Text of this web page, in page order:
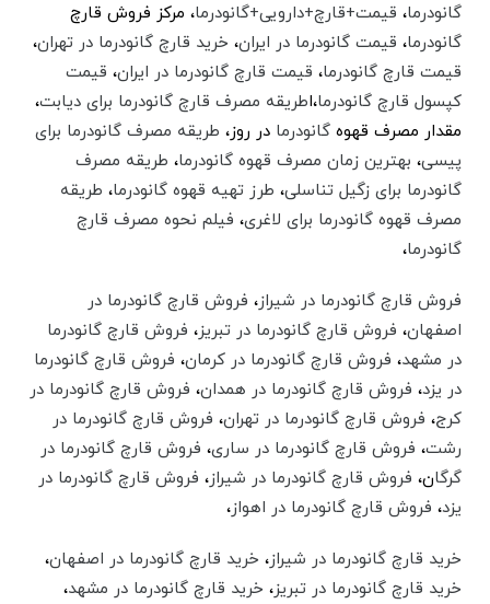
گانودرما،‌ قیمت+قارچ+دارویی+گانودرما،‌ مرکز فروش قارچ
گانودرما،‌قیمت گانودرما در ایران،‌خرید قارچ گانودرما در تهران،‌
قیمت قارچ گانودرما،‌ قیمت قارچ گانودرما در ایران،‌قیمت
کپسول قارچ گانودرما،‌اطریقه مصرف قارچ گانودرما برای دیابت،
مقدار مصرف قهوه گانودرما در روز، طریقه مصرف گانودرما برای
پیسی، بهترین زمان مصرف قهوه گانودرما،‌ طریقه مصرف
گانودرما برای زگیل تناسلی،‌ طرز تهیه قهوه گانودرما،‌ طریقه
مصرف قهوه گانودرما برای لاغری،‌ فیلم نحوه مصرف قارچ
گانودرما،
فروش قارچ گانودرما در شیراز، فروش قارچ گانودرما در
اصفهان،فروش قارچ گانودرما در تبریز، فروش قارچ گانودرما
در مشهد، فروش قارچ گانودرما در کرمان، فروش قارچ گانودرما
در یزد،‌ فروش قارچ گانودرما در همدان،‌ فروش قارچ گانودرما در
کرج،‌ فروش قارچ گانودرما در تهران،‌ فروش قارچ گانودرما در
رشت،‌ فروش قارچ گانودرما در ساری،‌ فروش قارچ گانودرما در
گرگان،‌ فروش قارچ گانودرما در شیراز،‌ فروش قارچ گانودرما در
یزد،‌ فروش قارچ گانودرما در اهواز،‌
خرید قارچ گانودرما در شیراز، خرید قارچ گانودرما در اصفهان،
خرید قارچ گانودرما در تبریز، خرید قارچ گانودرما در مشهد،